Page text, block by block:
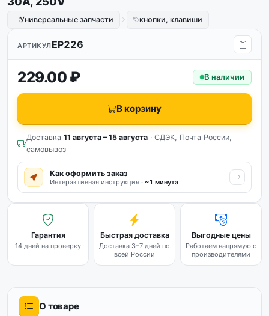
Универсальные запчасти кнопки, клавиши
АРТИКУЛEP226
229.00 ₽ В наличии
В корзину
Доставка 11 августа – 15 августа · СДЭК, Почта России,
самовывоз
Как оформить заказ
Интерактивная инструкция · ~1 минута
Гарантия
14 дней на проверку
Быстрая доставка
Доставка 3–7 дней по
всей России
Выгодные цены
Работаем напрямую с
производителями
О товаре